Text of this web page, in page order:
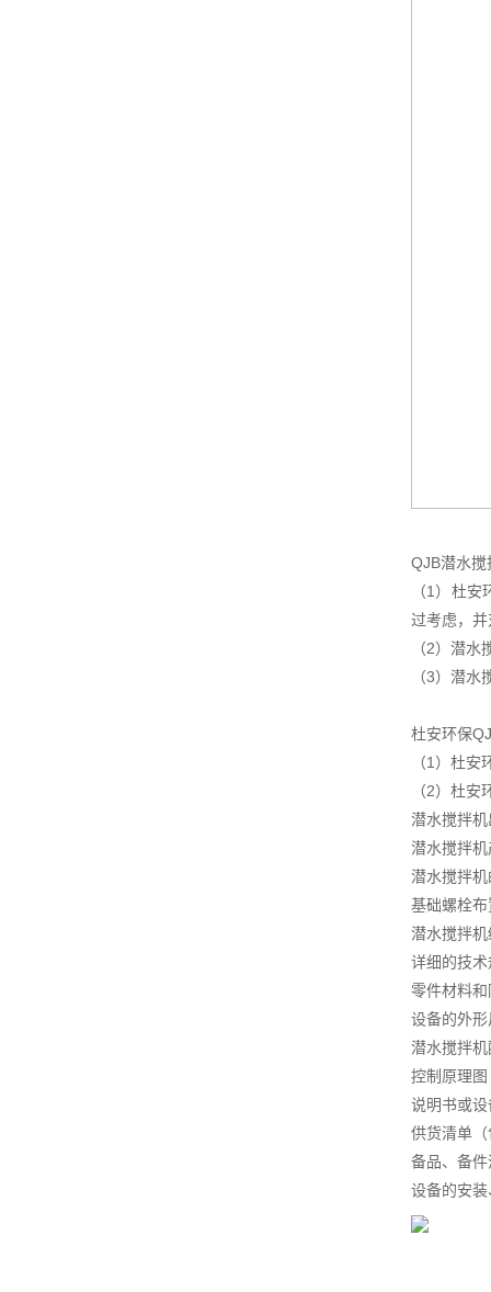
QJB潜水
（1）杜
过考虑，
（2）潜
（3）潜
杜安环保
（1）杜
（2）杜
潜水搅拌
潜水搅拌
潜水搅拌
基础螺栓
潜水搅拌
详细的技术
零件材料
设备的外
潜水搅拌
控制原理图
说明书或
供货清单
备品、备件
设备的安